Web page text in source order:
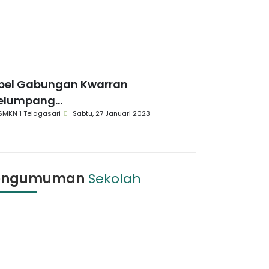
Gabungan Kwarran
1 Telagasari Sabtu, 27 Januari 2023
Sekolah